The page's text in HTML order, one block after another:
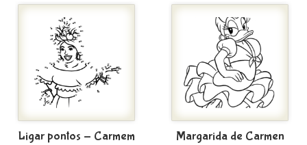
Ligar pontos - Carmem
Margarida de Carmen